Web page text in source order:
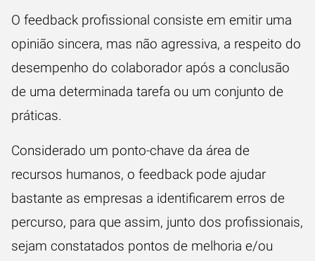
O feedback profissional consiste em emitir uma
opinião sincera, mas não agressiva, a respeito do
desempenho do colaborador após a conclusão
de uma determinada tarefa ou um conjunto de
práticas.
Considerado um ponto-chave da área de
recursos humanos, o feedback pode ajudar
bastante as empresas a identificarem erros de
percurso, para que assim, junto dos profissionais,
sejam constatados pontos de melhoria e/ou